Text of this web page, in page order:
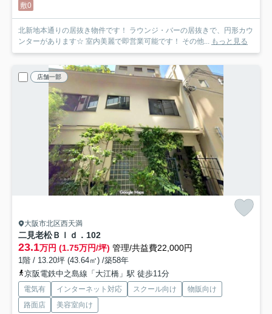
敷0
北新地本通りの居抜き物件です！ ラウンジ・バーの居抜きで、円形カウ
ンターがあります☆ 室内美麗で即営業可能です！ その他...
もっと見る
店舗一部
大阪市北区西天満
二見老松Ｂｌｄ． 102
23.1万円 (1.75万円/坪) 管理/共益費22,000円
1階 / 13.20坪 (43.64㎡) /築58年
京阪電鉄中之島線「大江橋」駅 徒歩11分
電気有 インターネット対応 スクール向け
物販向け
路面店
美容室向け